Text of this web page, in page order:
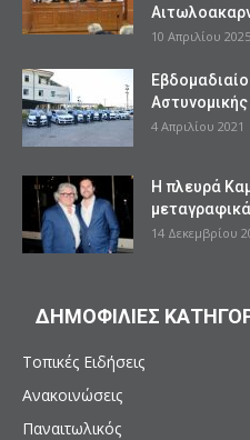
10 Απριλίου 2025
4 Απριλίου 2021
Η πλευρά
14 Δεκεμβρίου
ΔΗΜΟΦΙΛΙΕΣ
Τοπικές Ειδήσεις
Ανακοινώσεις
Παναιτωλικός